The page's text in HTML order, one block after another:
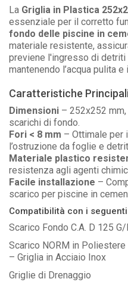
La Griglia in Plastica
essenziale per il corretto
fondo delle piscine in
materiale resistente,
previene l'ingresso di detriti
mantenendo l’acqua pulita
Caratteristiche
Dimensioni – 252x252
scarichi di fondo.
Fori < 8 mm – Ottimale per
l’ostruzione da foglie e
Materiale plastico
resistenza agli agenti
Facile installazione –
scarico per piscine in
Compatibilità con i
Scarico Fondo C.A. D 125
Scarico NORM in
– Griglia in Acciaio Inox
Griglie di Drenaggio